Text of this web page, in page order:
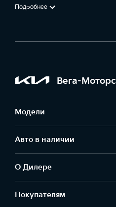
Подробнее
Вега-Моторс
Модели
Авто в наличии
О Дилере
Покупателям